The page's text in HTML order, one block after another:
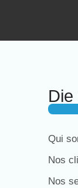
Qui
Nos
Nos